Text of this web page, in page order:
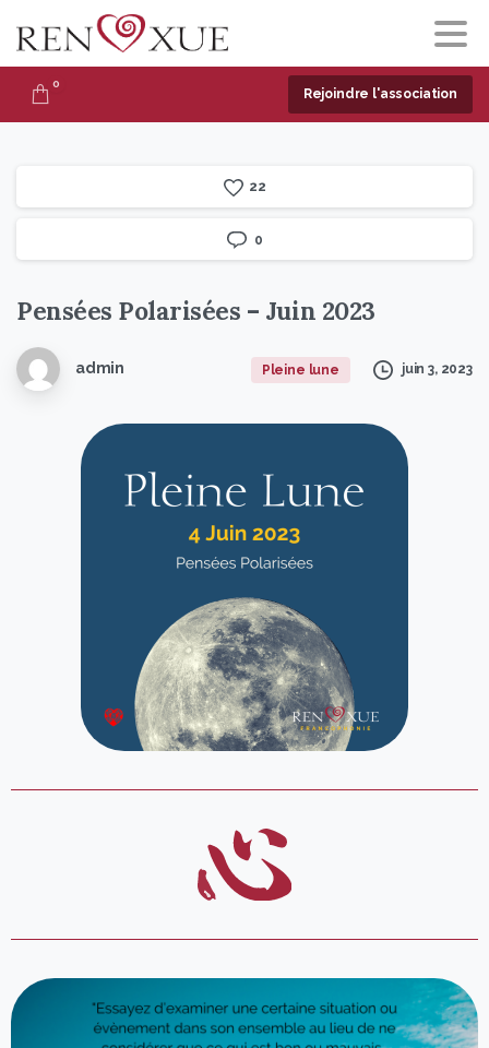
0
Rejoindre l'association
22
0
Pensées Polarisées – Juin 2023
admin Pleine lune juin 3, 2023